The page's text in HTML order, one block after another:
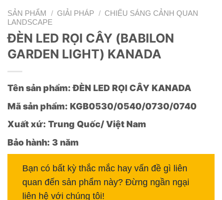
wishlist
SẢN PHẨM / GIẢI PHÁP / CHIẾU SÁNG CẢNH QUAN
LANDSCAPE
ĐÈN LED RỌI CÂY (BABILON
GARDEN LIGHT) KANADA
Tên sản phẩm: ĐÈN LED RỌI CÂY KANADA
Mã sản phẩm: KGB0530/0540/0730/0740
Xuất xứ: Trung Quốc/ Việt Nam
Bảo hành: 3 năm
Bạn có bất kỳ thắc mắc hay vấn đề gì liên
quan đến sản phẩm này? Đừng ngần ngại
liên hệ với chúng tôi!